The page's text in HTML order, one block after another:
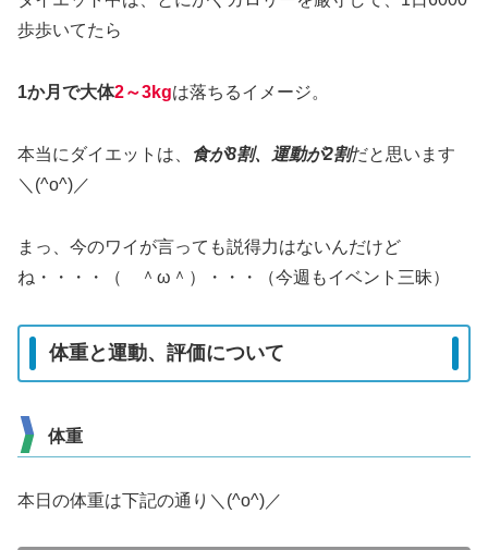
歩歩いてたら
1か月で大体2～3kgは落ちるイメージ。
本当にダイエットは、 食が8割、運動が2割だと思います
＼(^o^)／
まっ、今のワイが言っても説得力はないんだけど
ね・・・・（ ＾ω＾）・・・（今週もイベント三昧）
体重と運動、評価について
体重
本日の体重は下記の通り＼(^o^)／